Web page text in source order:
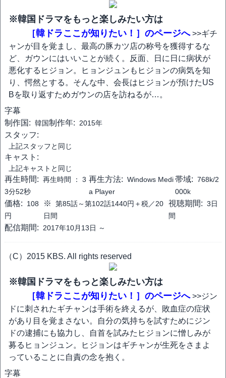
※韓国ドラマをもっと楽しみたい方は
［韓ドラここが知りたい！］のページへ>>ギチ
ャンが目を覚まし、最高の豚カツ店の称号を獲得するな
ど、ガウンにはいいことが続く。反面、日に日に病状が
悪化するヒジョン。ヒョンジュンもヒジョンの病気を知
り、愕然とする。そんな中、会長はヒジョンが預けたUS
Bを取り返すためガウンの店を訪ねるが…。
字幕
制作国: 韓国制作年: 2015年
スタッフ:
上記スタッフと同じ
キャスト:
上記キャストと同じ
再生時間: 再生時間 ： 3
3分52秒
再生方法: Windows Medi
a Player
帯域: 768k/2
000k
価格:
108
円
※
第85話～第102話1440円＋税／20
日間
視聴期間: 3日
間
配信期間: 2017年10月13日 ～
（C）2015 KBS. All rights reserved
※韓国ドラマをもっと楽しみたい方は
［韓ドラここが知りたい！］のページへ>>ジン
ドに刺されたギチャンは手術を終えるが、敗血症の症状
があり目を覚まさない。自分の気持ちを試すためにジン
ドの逮捕にも協力し、自首を試みたヒジョンに憎しみが
募るヒョンジュン。ヒジョンはギチャンが生死をさまよ
っていることに自責の念を抱く。
字幕